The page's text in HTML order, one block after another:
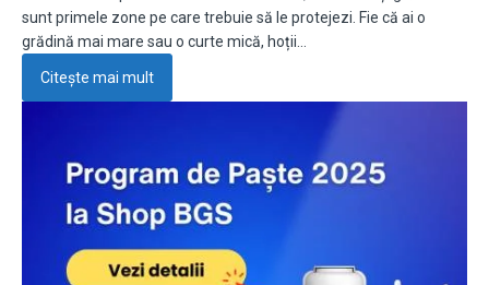
sunt primele zone pe care trebuie să le protejezi. Fie că ai o
grădină mai mare sau o curte mică, hoții…
Citește mai mult